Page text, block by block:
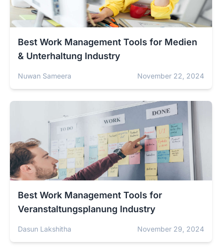
Best Work Management Tools for Medien
& Unterhaltung Industry
Nuwan Sameera November 22, 2024
Best Work Management Tools for
Veranstaltungsplanung Industry
Dasun Lakshitha November 29, 2024